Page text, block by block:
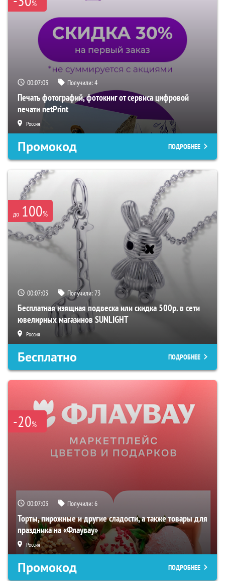
%
00:07:02 Получили:4
Печать фотографий, фотокниг от сервиса цифровой
печати netPrint
Россия
Промокод ПОДРОБНЕЕ
до 100%
00:07:02 Получили:73
Бесплатная изящная подвеска или скидка 500р. в сети
ювелирных магазинов SUNLIGHT
Россия
Бесплатно ПОДРОБНЕЕ
-20%
00:07:02 Получили:6
Торты, пирожные и другие сладости, а также товары для
праздника на «Флаувау»
Россия
Промокод ПОДРОБНЕЕ